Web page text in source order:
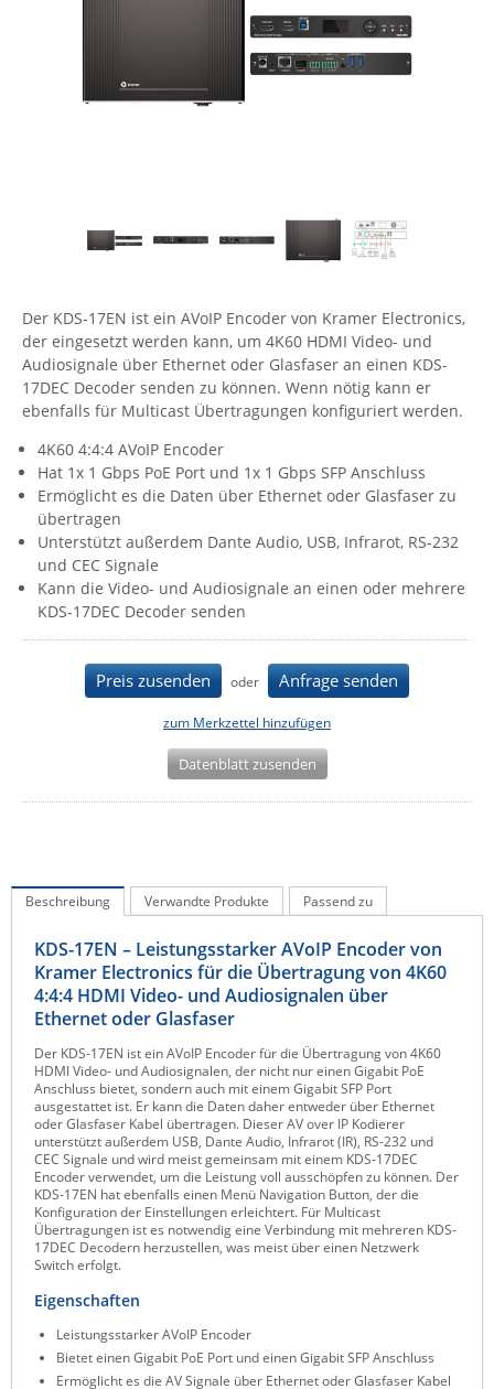
Datenlogger
Remote I/O
IPC, Industrielle Netzwerktechnik & WLAN
IT Netzwerktechnik / Kommunikation
Contemporary Controls
Enginko - mcf88
Gefen
Gude
Guntermann & Drunck
High Sec Labs
HW group
Icron
IEC Lock
Ihse
Kerlink
KVM TEC
Legrand
Moxa
PatchSee
Power Kingdom
Poynting
Raritan
Riello UPS
Server Technology
Siretta
SIRIO Antenne
Sunbird
Tactical Software
TEKTELIC
Teltonika
Unwired Networks
Vision
Der KDS-17EN ist ein AVoIP Encoder von Kramer Electronics,
der eingesetzt werden kann, um 4K60 HDMI Video- und
Audiosignale über Ethernet oder Glasfaser an einen KDS-
17DEC Decoder senden zu können. Wenn nötig kann er
ebenfalls für Multicast Übertragungen konfiguriert werden.
4K60 4:4:4 AVoIP Encoder
Hat 1x 1 Gbps PoE Port und 1x 1 Gbps SFP Anschluss
Ermöglicht es die Daten über Ethernet oder Glasfaser zu
übertragen
Unterstützt außerdem Dante Audio, USB, Infrarot, RS-232
und CEC Signale
Kann die Video- und Audiosignale an einen oder mehrere
KDS-17DEC Decoder senden
Preis zusenden oder Anfrage senden
zum Merkzettel hinzufügen
Datenblatt zusenden
Beschreibung Verwandte Produkte Passend zu
KDS-17EN – Leistungsstarker AVoIP Encoder von
Kramer Electronics für die Übertragung von 4K60
4:4:4 HDMI Video- und Audiosignalen über
Ethernet oder Glasfaser
Der KDS-17EN ist ein AVoIP Encoder für die Übertragung von 4K60
HDMI Video- und Audiosignalen, der nicht nur einen Gigabit PoE
Anschluss bietet, sondern auch mit einem Gigabit SFP Port
ausgestattet ist. Er kann die Daten daher entweder über Ethernet
oder Glasfaser Kabel übertragen. Dieser AV over IP Kodierer
unterstützt außerdem USB, Dante Audio, Infrarot (IR), RS-232 und
CEC Signale und wird meist gemeinsam mit einem KDS-17DEC
Encoder verwendet, um die Leistung voll ausschöpfen zu können. Der
KDS-17EN hat ebenfalls einen Menü Navigation Button, der die
Konfiguration der Einstellungen erleichtert. Für Multicast
Übertragungen ist es notwendig eine Verbindung mit mehreren KDS-
17DEC Decodern herzustellen, was meist über einen Netzwerk
Switch erfolgt.
Eigenschaften
Leistungsstarker AVoIP Encoder
Bietet einen Gigabit PoE Port und einen Gigabit SFP Anschluss
Ermöglicht es die AV Signale über Ethernet oder Glasfaser Kabel